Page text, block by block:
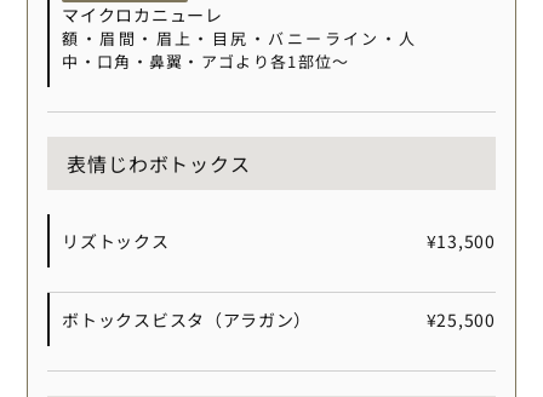
マイクロカニューレ
額・眉間・眉上・目尻・バニーライン・人
中・口角・鼻翼・アゴより各1部位〜
表情じわボトックス
リズトックス ¥13,500
ボトックスビスタ（アラガン） ¥25,500